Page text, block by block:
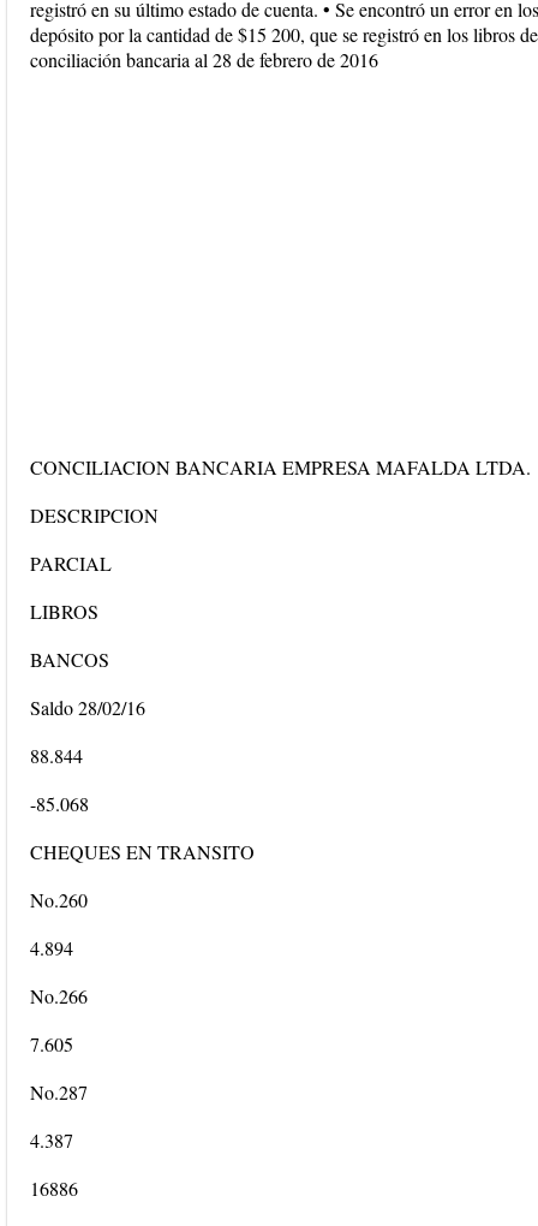
registró en su último estado de cuenta. • Se encontró un error en
depósito por la cantidad de $15 200, que se registró en los libros
conciliación bancaria al 28 de febrero de 2016
CONCILIACION BANCARIA EMPRESA MAFALDA LTDA.
DESCRIPCION
PARCIAL
LIBROS
BANCOS
Saldo 28/02/16
88.844
-85.068
CHEQUES EN TRANSITO
No.260
4.894
No.266
7.605
No.287
4.387
16886